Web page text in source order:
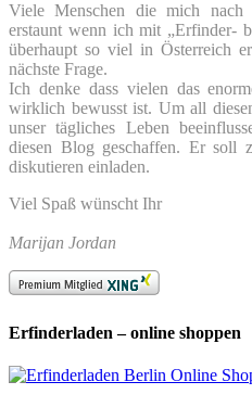
Viele Menschen die mich
erstaunt wenn ich mit „Erfinder-
überhaupt so viel in Österreich
nächste Frage.
Ich denke dass vielen das
wirklich bewusst ist. Um all
unser tägliches Leben
diesen Blog geschaffen. Er soll
diskutieren einladen.
Viel Spaß wünscht Ihr
Marijan Jordan
Erfinderladen – online shoppen